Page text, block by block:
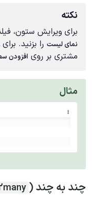
نکته
برای ویرایش ستون،
نمای لیست را بزنید.
مشتری بر روی افزودن
مثال
چند به چند (